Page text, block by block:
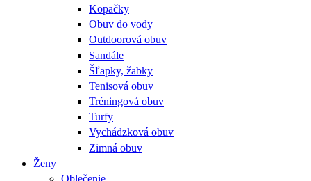
Kopačky
Obuv do vody
Outdoorová obuv
Sandále
Šľapky, žabky
Tenisová obuv
Tréningová obuv
Turfy
Vychádzková obuv
Zimná obuv
Ženy
Oblečenie